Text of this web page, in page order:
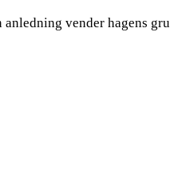
vender hagens